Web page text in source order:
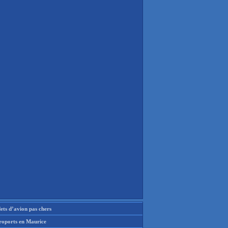
d’avion pas chers
en Maurice